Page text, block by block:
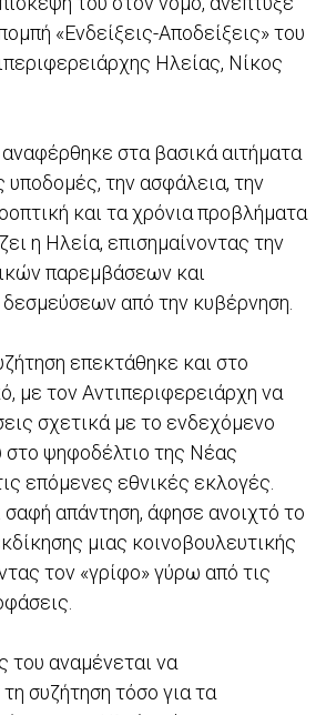
«Ενδείξεις-Αποδείξεις» του
Ηλείας, Νίκος
στα βασικά αιτήματα
υποδομές, την ασφάλεια, την
και τα χρόνια προβλήματα
η Ηλεία, επισημαίνοντας την
παρεμβάσεων και
από την κυβέρνηση.
επεκτάθηκε και στο
με τον Αντιπεριφερειάρχη να
σχετικά με το ενδεχόμενο
στο ψηφοδέλτιο της Νέας
επόμενες εθνικές εκλογές.
απάντηση, άφησε ανοιχτό το
μιας κοινοβουλευτικής
τον «γρίφο» γύρω από τις
του αναμένεται να
συζήτηση τόσο για τα